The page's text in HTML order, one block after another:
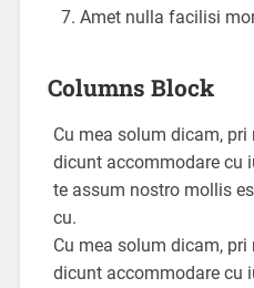
Amet nulla facilisi
Columns Block
Cu mea solum dicam,
dicunt accommodare cu
te assum nostro mollis
cu.
Cu mea solum dicam,
dicunt accommodare cu